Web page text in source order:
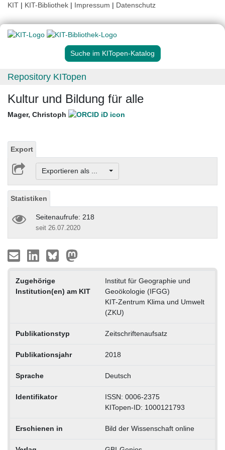
KIT | KIT-Bibliothek | Impressum | Datenschutz
Suche im KITopen-Katalog
Repository KITopen
Kultur und Bildung für alle
Mager, Christoph
Export
Exportieren als ...
Statistiken
Seitenaufrufe: 218
seit 26.07.2020
Zugehörige
Institution(en) am KIT
Institut für Geographie und
Geoökologie (IFGG)
KIT-Zentrum Klima und Umwelt
(ZKU)
Publikationstyp Zeitschriftenaufsatz
Publikationsjahr 2018
Sprache Deutsch
Identifikator
ISSN: 0006-2375
KITopen-ID: 1000121793
Erschienen in Bild der Wissenschaft online